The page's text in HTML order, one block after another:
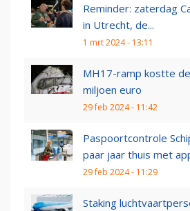
Reminder: zaterdag
in Utrecht, de...
1 mrt 2024 - 13:11
MH17-ramp kostte
miljoen euro
29 feb 2024 - 11:42
Paspoortcontrole
paar jaar thuis met
29 feb 2024 - 11:29
Staking